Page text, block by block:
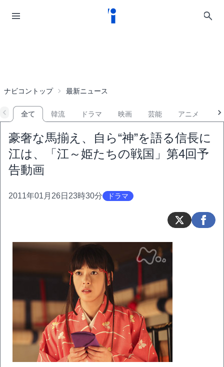
ナビコントップ 最新ニュース
全て 韓流 ドラマ 映画 芸能 アニメ
豪奢な馬揃え、自ら“神”を語る信長に
江は、「江～姫たちの戦国」第4回予
告動画
2011年01月26日23時30分 ドラマ